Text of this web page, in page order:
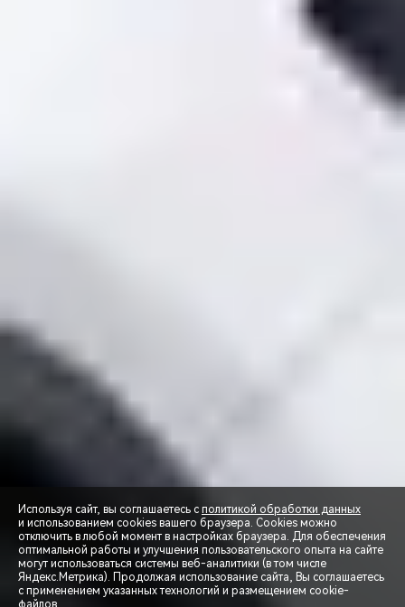
СПЕЦПРЕДЛОЖЕНИЯ
Используя сайт, вы соглашаетесь с политикой обработки данных
и использованием cookies вашего браузера. Cookies можно
отключить в любой момент в настройках браузера. Для обеспечения
оптимальной работы и улучшения пользовательского опыта на сайте
могут использоваться системы веб-аналитики (в том числе
Яндекс.Метрика). Продолжая использование сайта, Вы соглашаетесь
с применением указанных технологий и размещением cookie-
файлов.